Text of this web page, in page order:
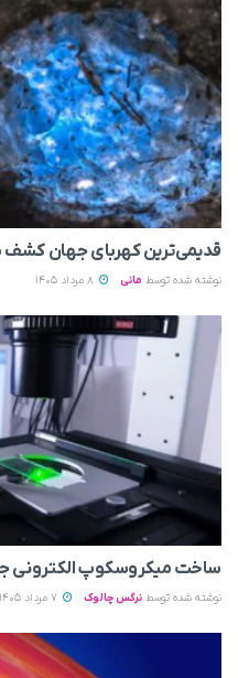
قدیمی‌ترین کهربای جهان
نوشته شده توسط مانی
ساخت میکروسکوپ الکترونی جدید با دقتی
نوشته شده توسط نرگس چالوک